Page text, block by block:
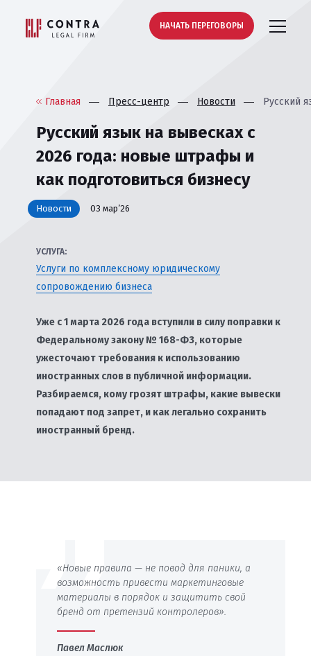
НАЧАТЬ ПЕРЕГОВОРЫ
Главная Пресс-центр Новости Русский
Русский язык на вывесках с
2026 года: новые штрафы и
как подготовиться бизнесу
Новости 03 мар’26
УСЛУГА:
Услуги по комплексному юридическому
сопровождению бизнеса
Уже с 1 марта 2026 года вступили в силу поправки к
Федеральному закону № 168-ФЗ, которые
ужесточают требования к использованию
иностранных слов в публичной информации.
Разбираемся, кому грозят штрафы, какие вывески
попадают под запрет, и как легально сохранить
иностранный бренд.
«Новые правила — не повод для паники, а
возможность привести маркетинговые
материалы в порядок и защитить свой
бренд от претензий контролеров».
Павел Маслюк